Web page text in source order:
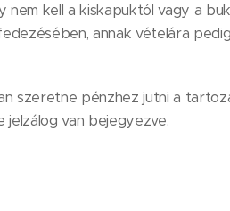
kell a kiskapuktól vagy a
annak vételára
szeretne pénzhez jutni a
jelzálog van bejegyezve.